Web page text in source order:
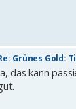
Grünes Gold:
das kann